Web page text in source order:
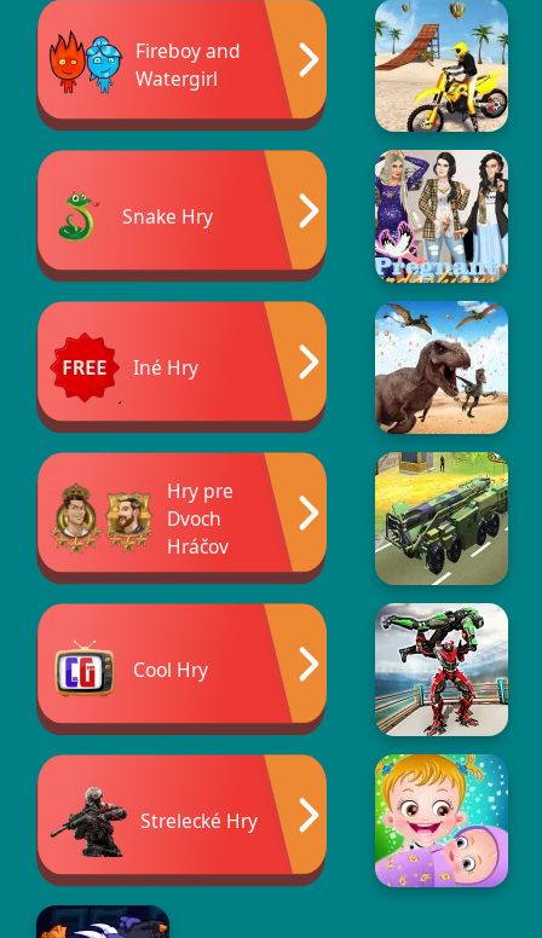
Fireboy and
Watergirl
Snake Hry
Iné Hry
Hry pre
Dvoch
Hráčov
Cool Hry
Strelecké Hry